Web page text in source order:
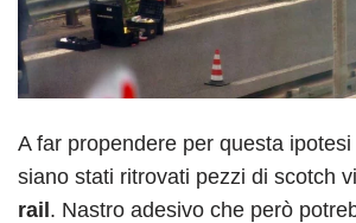
A far propendere per questa
siano stati ritrovati pezzi di scotch
rail. Nastro adesivo che però